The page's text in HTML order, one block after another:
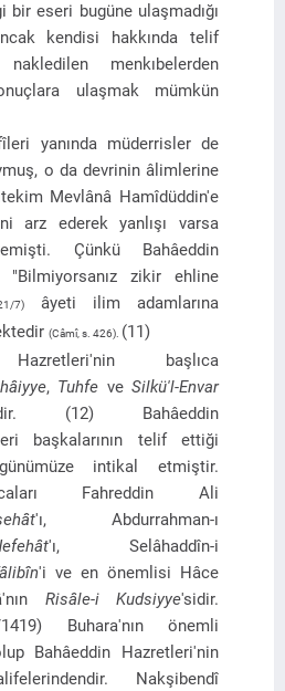
bir eseri bugüne ulaşmadığı
kendisi hakkında telif
menkıbelerden
ulaşmak mümkün
yanında müderrisler de
o da devrinin âlimlerine
Mevlânâ Hamîdüddin'e
arz ederek yanlışı varsa
Çünkü Bahâeddin
"Bilmiyorsanız zikir ehline
7)
âyeti ilim adamlarına
(Câmî, s. 426). (11)
başlıca
, Tuhfe veSilkü'l-Envar
(12) Bahâeddin
başkalarının telif ettiği
intikal etmiştir.
Fahreddin Ali
'ı, Abdurrahman-ı
'ı, Selâhaddîn-i
'i ve en önemlisi Hâce
Risâle-i Kudsiyye'sidir.
Buhara'nın önemli
Bahâeddin Hazretleri'nin
Nakşibendî